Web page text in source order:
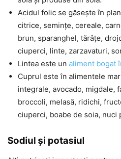
Acidul folic se găsește în
citrice, semințe, cereale,
brun, sparanghel, tărâțe,
ciuperci, linte, zarzavaturi,
Lintea este un aliment bogat
Cuprul este în alimentele
integrale, avocado, migdale,
broccoli, melasă, ridichi,
ciuperci, boabe de soia, nuci
Sodiul și potasiul